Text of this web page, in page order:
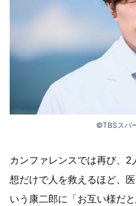
©︎TBSスパ
カンファレンスでは再び、
想だけで人を救えるほど、
いう康二郎に「お互い様だ